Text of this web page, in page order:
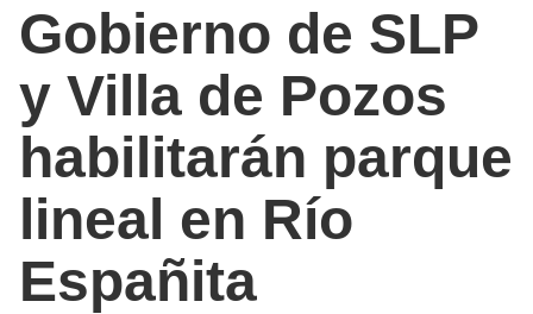
Gobierno de SLP
y Villa de Pozos
habilitarán parque
lineal en Río
Españita